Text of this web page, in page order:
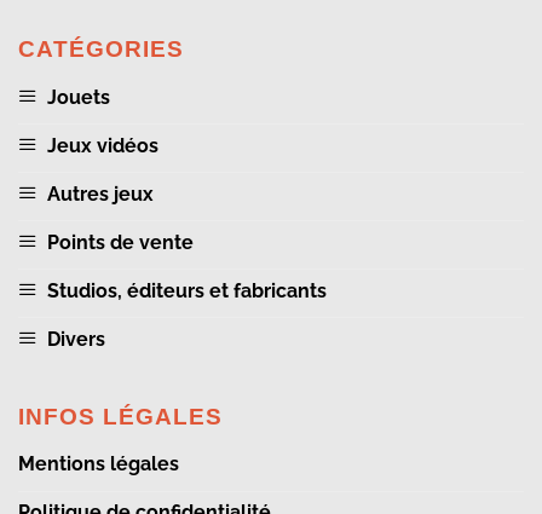
CATÉGORIES
Jouets
Jeux vidéos
Autres jeux
Points de vente
Studios, éditeurs et fabricants
Divers
INFOS LÉGALES
Mentions légales